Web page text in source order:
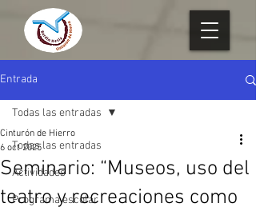
Entrada
Todas las entradas
Actividades
Programa escolar
Todas las entradas
Seminario: “Museos, uso del
teatro y recreaciones como
Cinturón de Hierro
6 oct 2025